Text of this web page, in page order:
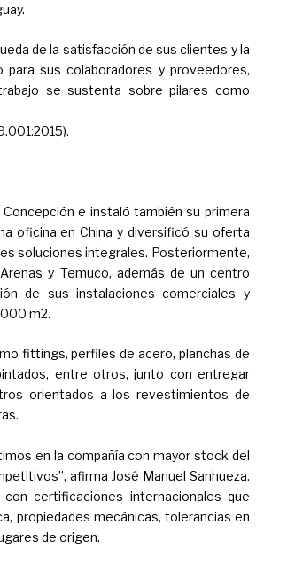
de la satisfacción de sus clientes y la
sus colaboradores y proveedores,
se sustenta sobre pilares como
e instaló también su primera
oficina en China y diversificó su oferta
soluciones integrales. Posteriormente,
y Temuco, además de un centro
de sus instalaciones comerciales y
m2.
fittings, perfiles de acero, planchas de
entre otros, junto con entregar
orientados a los revestimientos de
en la compañía con mayor stock del
afirma José Manuel Sanhueza.
certificaciones internacionales que
propiedades mecánicas, tolerancias en
de origen.